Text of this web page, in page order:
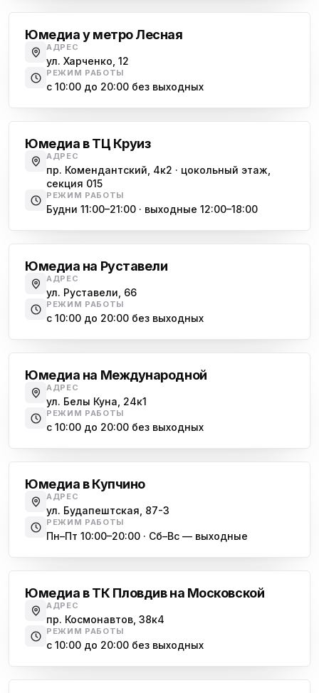
Юмедиа у метро Лесная
АДРЕС
ул. Харченко, 12
РЕЖИМ РАБОТЫ
с 10:00 до 20:00 без выходных
Юмедиа в ТЦ Круиз
АДРЕС
пр. Комендантский, 4к2 · цокольный этаж,
секция 015
РЕЖИМ РАБОТЫ
Будни 11:00–21:00 · выходные 12:00–18:00
Юмедиа на Руставели
АДРЕС
ул. Руставели, 66
РЕЖИМ РАБОТЫ
с 10:00 до 20:00 без выходных
Юмедиа на Международной
АДРЕС
ул. Белы Куна, 24к1
РЕЖИМ РАБОТЫ
с 10:00 до 20:00 без выходных
Юмедиа в Купчино
АДРЕС
ул. Будапештская, 87-3
РЕЖИМ РАБОТЫ
Пн–Пт 10:00–20:00 · Сб–Вс — выходные
Юмедиа в ТК Пловдив на Московской
АДРЕС
пр. Космонавтов, 38к4
РЕЖИМ РАБОТЫ
с 10:00 до 20:00 без выходных